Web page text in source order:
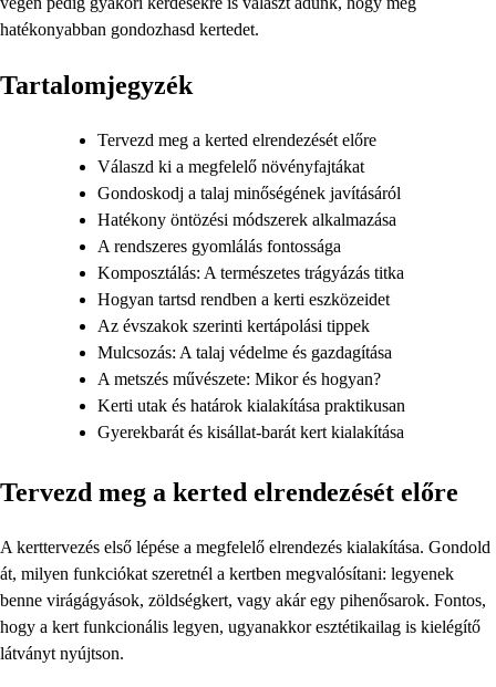
hatékonyabban gondozhasd kertedet.
Tartalomjegyzék
Tervezd meg a kerted elrendezését előre
Válaszd ki a megfelelő növényfajtákat
Gondoskodj a talaj minőségének javításáról
Hatékony öntözési módszerek alkalmazása
A rendszeres gyomlálás fontossága
Komposztálás: A természetes trágyázás titka
Hogyan tartsd rendben a kerti eszközeidet
Az évszakok szerinti kertápolási tippek
Mulcsozás: A talaj védelme és gazdagítása
A metszés művészete: Mikor és hogyan?
Kerti utak és határok kialakítása praktikusan
Gyerekbarát és kisállat-barát kert kialakítása
Tervezd meg a kerted elrendezését előre
A kerttervezés első lépése a megfelelő elrendezés kialakítása. Gondold
át, milyen funkciókat szeretnél a kertben megvalósítani: legyenek
benne virágágyások, zöldségkert, vagy akár egy pihenősarok. Fontos,
hogy a kert funkcionális legyen, ugyanakkor esztétikailag is kielégítő
látványt nyújtson.